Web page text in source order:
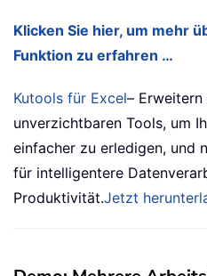
Klicken Sie hier, um mehr
Funktion zu erfahren …
Kutools für Excel–
unverzichtbaren Tools, um
einfacher zu erledigen, und
für intelligentere
Produktivität.Jetzt